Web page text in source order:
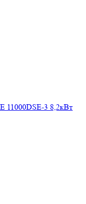
11000DSE-3 8,2кВт